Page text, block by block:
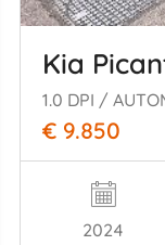
Kia
1.0 DPI /
€ 9.850
2024